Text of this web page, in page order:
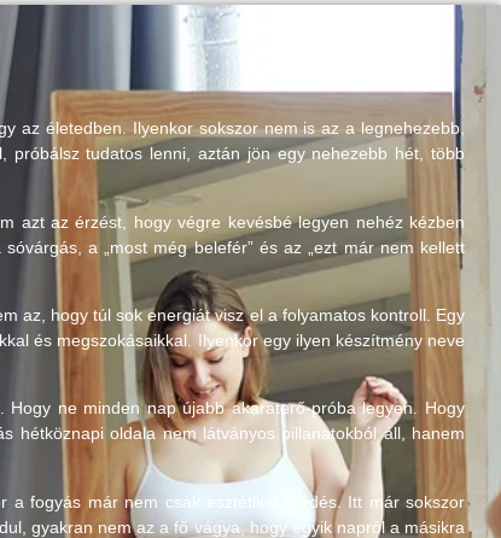
az életedben. Ilyenkor sokszor nem is az a legnehezebb,
próbálsz tudatos lenni, aztán jön egy nehezebb hét, több
azt az érzést, hogy végre kevésbé legyen nehéz kézben
a „most még belefér” és az „ezt már nem kellett
az, hogy túl sok energiát visz el a folyamatos kontroll. Egy
és megszokásaikkal. Ilyenkor egy ilyen készítmény neve
ne minden nap újabb akaraterő-próba legyen. Hogy
hétköznapi oldala nem látványos pillanatokból áll, hanem
a fogyás már nem csak esztétikai kérdés. Itt már sokszor
gyakran nem az a fő vágya, hogy egyik napról a másikra